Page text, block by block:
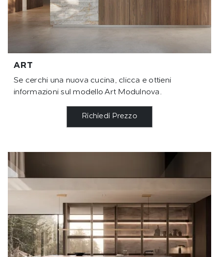
ART
Se cerchi una nuova cucina, clicca e ottieni
informazioni sul modello Art Modulnova.
Richiedi Prezzo